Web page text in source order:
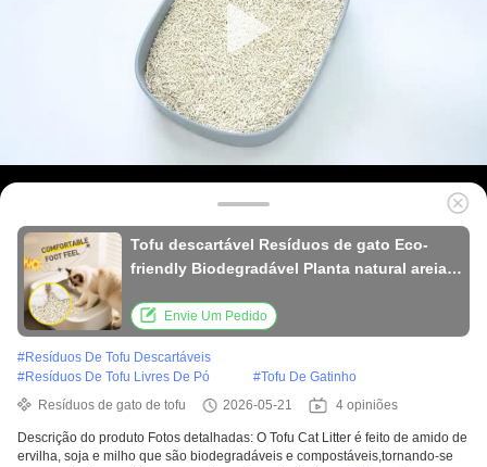
Tofu descartável Resíduos de gato Eco-
friendly Biodegradável Planta natural areia
Envie Um Pedido
#Resíduos De Tofu Descartáveis
#Resíduos De Tofu Livres De Pó #Tofu De Gatinho
Resíduos de gato de tofu
2026-05-21 4 opiniões
Descrição do produto Fotos detalhadas: O Tofu Cat Litter é feito de amido de
ervilha, soja e milho que são biodegradáveis e compostáveis,tornando-se